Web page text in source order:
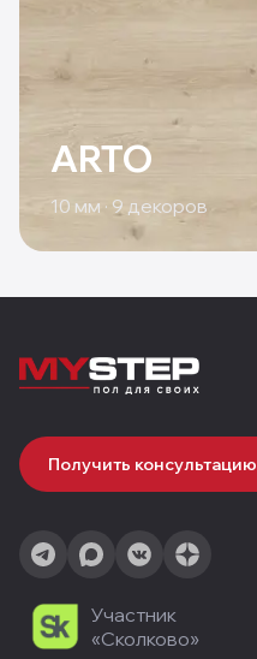
ARTO
10 мм · 9 декоров
Получить консультацию
Участник
«Сколково»